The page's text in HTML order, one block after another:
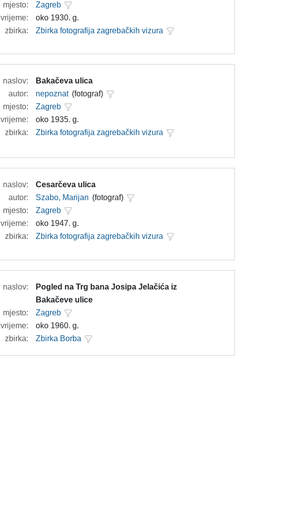
mjesto:
Zagreb
vrijeme:
oko 1930. g.
zbirka:
Zbirka fotografija zagrebačkih vizura
naslov:
Bakačeva ulica
autor:
nepoznat (fotograf)
mjesto:
Zagreb
vrijeme:
oko 1935. g.
zbirka:
Zbirka fotografija zagrebačkih vizura
naslov:
Cesarčeva ulica
autor:
Szabo, Marijan (fotograf)
mjesto:
Zagreb
vrijeme:
oko 1947. g.
zbirka:
Zbirka fotografija zagrebačkih vizura
naslov:
Pogled na Trg bana Josipa Jelačića iz
Bakačeve ulice
mjesto:
Zagreb
vrijeme:
oko 1960. g.
zbirka:
Zbirka Borba